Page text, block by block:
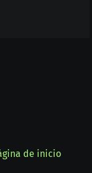
de inicio